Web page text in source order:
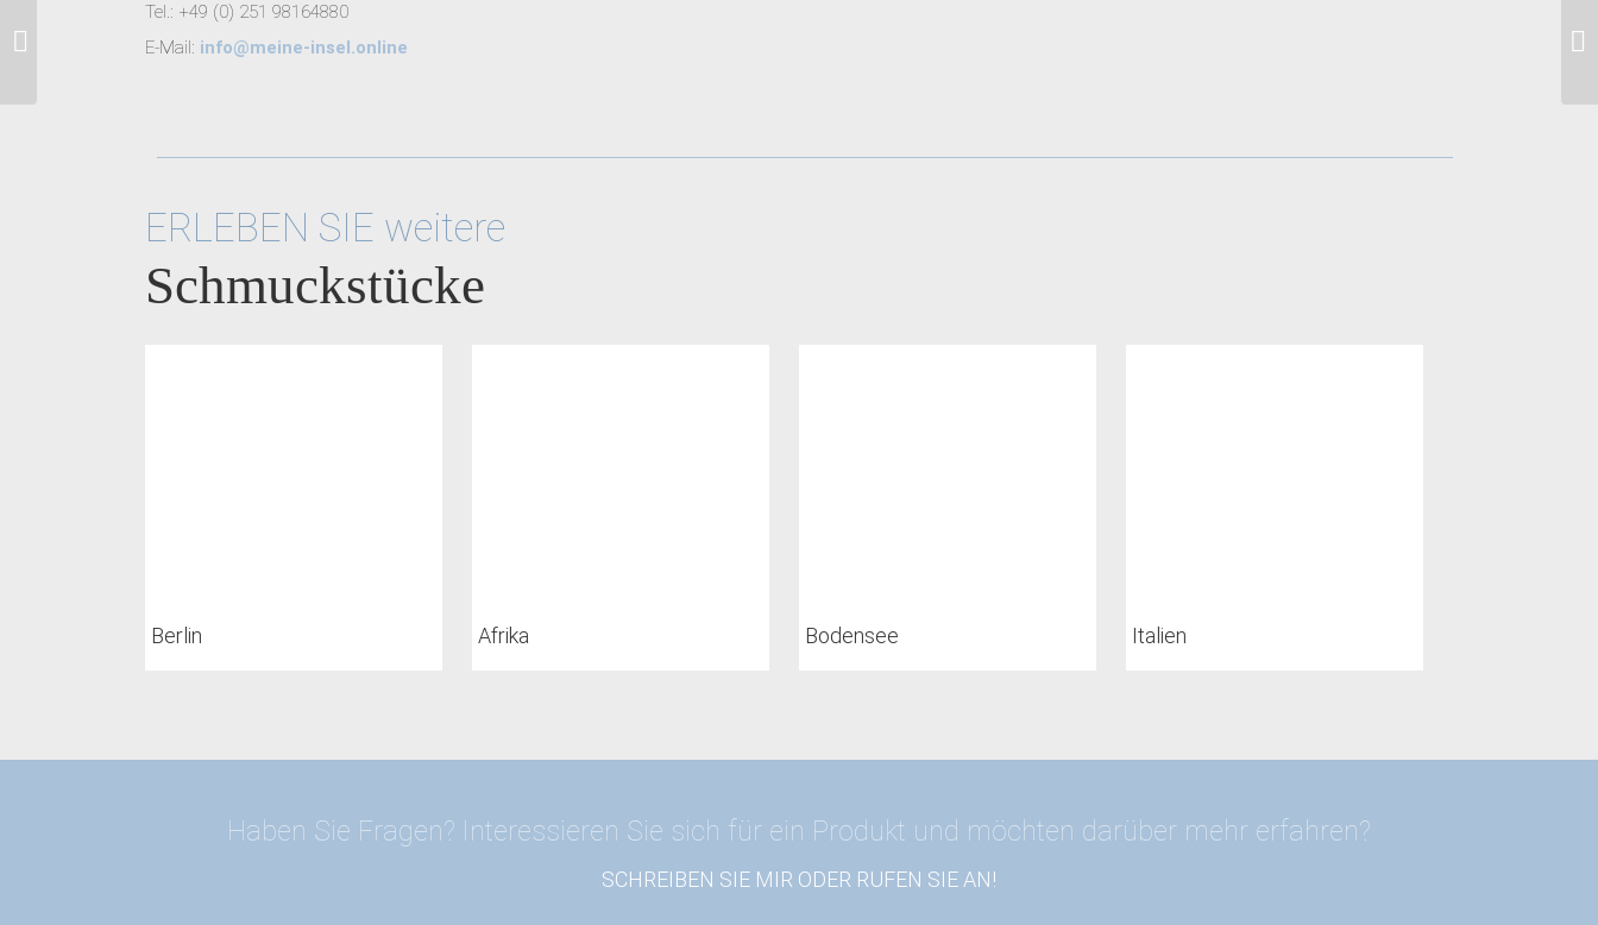
Tel.: +49 (0) 251 98164880
E-Mail: info@meine-insel.online
ERLEBEN SIE weitere
Schmuckstücke
Berlin Afrika Bodensee Italien
Haben Sie Fragen? Interessieren Sie sich für ein Produkt und möchten darüber mehr erfahren?
SCHREIBEN SIE MIR ODER RUFEN SIE AN!